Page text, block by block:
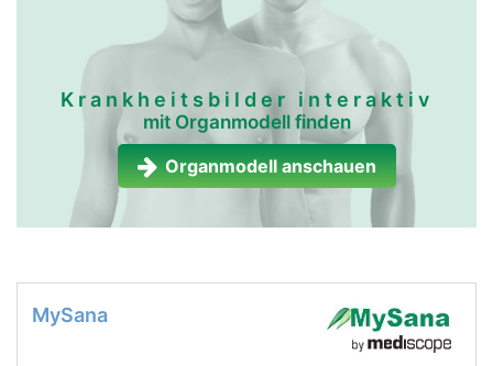
Krankheitsbilder interaktiv
mit Organmodell finden
Organmodell anschauen
MySana